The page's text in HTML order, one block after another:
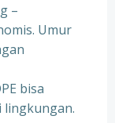
–
Umur
bisa
lingkungan.